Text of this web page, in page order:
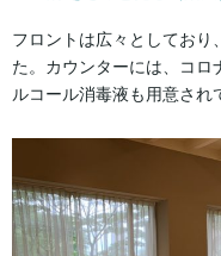
フロントは広々としており
た。カウンターには、コロ
ルコール消毒液も用意され